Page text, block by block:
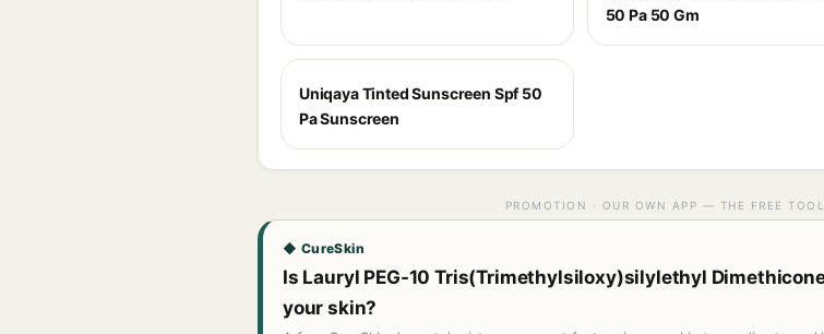
50 Pa 50 Gm
Uniqaya Tinted Sunscreen Spf 50
Pa Sunscreen
PROMOTION · OUR OWN APP — THE FREE
◆ CureSkin
Is Lauryl PEG-10 Tris(Trimethylsiloxy)silylethyl
your skin?